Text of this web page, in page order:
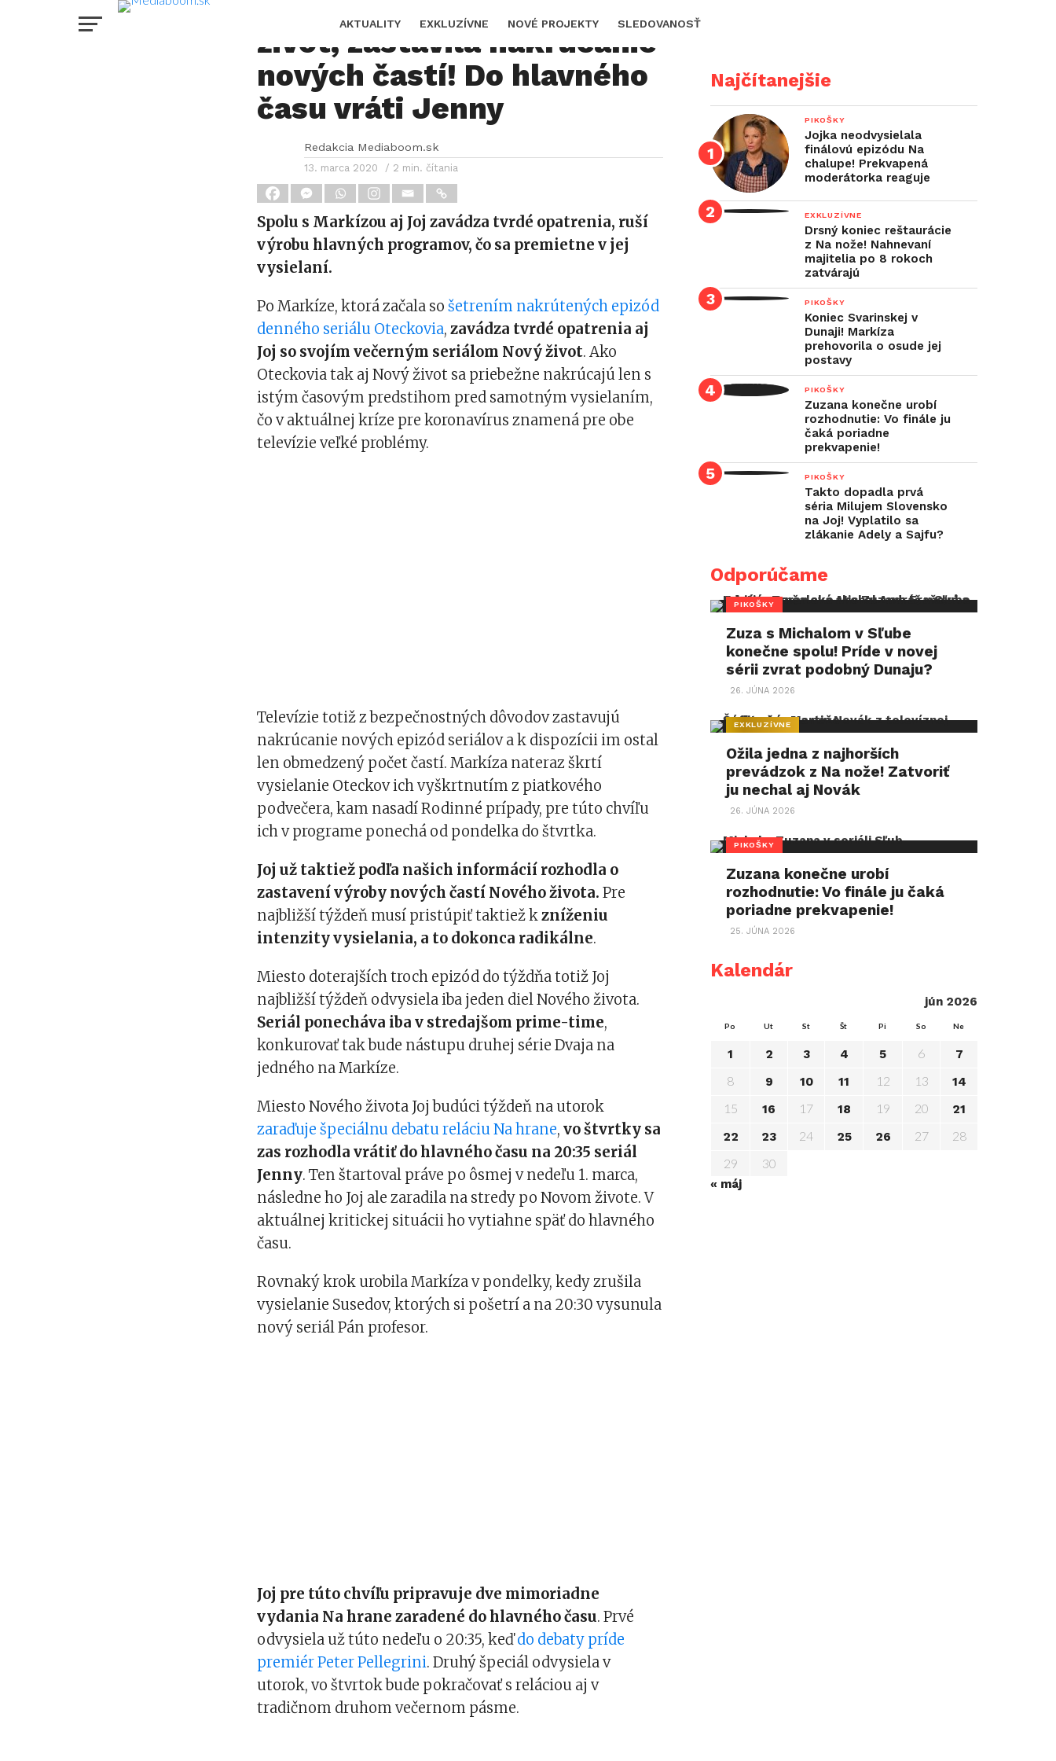
AKTUALITY EXKLUZÍVNE NOVÉ PROJEKTY SLEDOVANOSŤ
Joj výrazne obmedzí Nový
život, zastavila nakrúcanie
nových častí! Do hlavného
času vráti Jenny
Redakcia Mediaboom.sk
13. marca 2020 / 2 min. čítania
Spolu s Markízou aj Joj zavádza tvrdé opatrenia, ruší
výrobu hlavných programov, čo sa premietne v jej
vysielaní.
Po Markíze, ktorá začala sošetrením nakrútených epizód
denného seriálu Oteckovia,zavádza tvrdé opatrenia aj
Joj so svojím večerným seriálom Nový život. Ako
Oteckovia tak aj Nový život sa priebežne nakrúcajú len s
istým časovým predstihom pred samotným vysielaním,
čo v aktuálnej kríze pre koronavírus znamená pre obe
televízie veľké problémy.
Televízie totiž z bezpečnostných dôvodov zastavujú
nakrúcanie nových epizód seriálov a k dispozícii im ostal
len obmedzený počet častí. Markíza nateraz škrtí
vysielanie Oteckov ich vyškrtnutím z piatkového
podvečera, kam nasadí Rodinné prípady, pre túto chvíľu
ich v programe ponechá od pondelka do štvrtka.
Joj už taktiež podľa našich informácií rozhodla o
zastavení výroby nových častí Nového života. Pre
najbližší týždeň musí pristúpiť taktiež kzníženiu
intenzity vysielania, a to dokonca radikálne.
Miesto doterajších troch epizód do týždňa totiž Joj
najbližší týždeň odvysiela iba jeden diel Nového života.
Seriál ponecháva iba v stredajšom prime-time,
konkurovať tak bude nástupu druhej série Dvaja na
jedného na Markíze.
Miesto Nového života Joj budúci týždeň na utorok
zaraďuje špeciálnu debatu reláciu Na hrane, vo štvrtky sa
zas rozhodla vrátiť do hlavného času na 20:35 seriál
Jenny. Ten štartoval práve po ôsmej v nedeľu 1. marca,
následne ho Joj ale zaradila na stredy po Novom živote. V
aktuálnej kritickej situácii ho vytiahne späť do hlavného
času.
Rovnaký krok urobila Markíza v pondelky, kedy zrušila
vysielanie Susedov, ktorých si pošetrí a na 20:30 vysunula
nový seriál Pán profesor.
Joj pre túto chvíľu pripravuje dve mimoriadne
vydania Na hrane zaradené do hlavného času. Prvé
odvysiela už túto nedeľu o 20:35, keďdo debaty príde
premiér Peter Pellegrini. Druhý špeciál odvysiela v
utorok, vo štvrtok bude pokračovať s reláciou aj v
tradičnom druhom večernom pásme.
Najčítanejšie
PIKOŠKY
Jojka neodvysielala
finálovú epizódu Na
chalupe! Prekvapená
moderátorka reaguje
EXKLUZÍVNE
Drsný koniec reštaurácie
z Na nože! Nahnevaní
majitelia po 8 rokoch
zatvárajú
PIKOŠKY
Koniec Svarinskej v
Dunaji! Markíza
prehovorila o osude jej
postavy
PIKOŠKY
Zuzana konečne urobí
rozhodnutie: Vo finále ju
čaká poriadne
prekvapenie!
PIKOŠKY
Takto dopadla prvá
séria Milujem Slovensko
na Joj! Vyplatilo sa
zlákanie Adely a Sajfu?
Odporúčame
PIKOŠKY
Zuza s Michalom v Sľube
konečne spolu! Príde v novej
sérii zvrat podobný Dunaju?
26. JÚNA 2026
EXKLUZÍVNE
Ožila jedna z najhorších
prevádzok z Na nože! Zatvoriť
ju nechal aj Novák
26. JÚNA 2026
PIKOŠKY
Zuzana konečne urobí
rozhodnutie: Vo finále ju čaká
poriadne prekvapenie!
25. JÚNA 2026
Kalendár
jún 2026
Po Ut St Št Pi So Ne
1 2 3 4 5 6 7
8 9 10 11 12 13 14
15 16 17 18 19 20
21
22
23 24 25 26 27
28
29
30
« máj